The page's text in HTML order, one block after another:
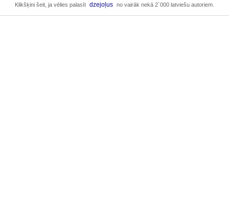
Klikšķini šeit, ja vēlies palasīt dzejoļus no vairāk nekā 2`000 latviešu autoriem.